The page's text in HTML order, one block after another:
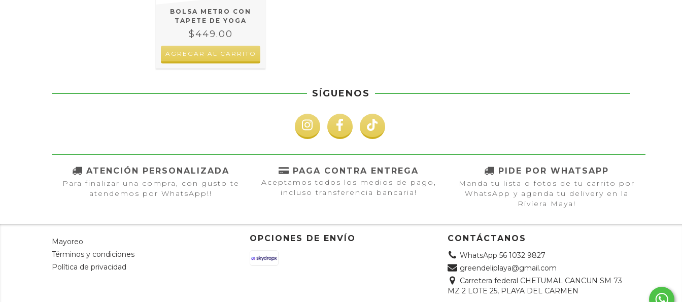
BOLSA METRO CON
TAPETE DE YOGA
$449.00
SÍGUENOS
ATENCIÓN PERSONALIZADA
Para finalizar una compra, con gusto te
atendemos por WhatsApp!!
PAGA CONTRA ENTREGA
Aceptamos todos los medios de pago,
incluso transferencia bancaria!
PIDE POR WHATSAPP
Manda tu lista o fotos de tu carrito por
WhatsApp y agenda tu delivery en la
Riviera Maya!
Mayoreo
Términos y condiciones
Política de privacidad
OPCIONES DE ENVÍO CONTÁCTANOS
WhatsApp 56 1032 9827
greendeliplaya@gmail.com
Carretera federal CHETUMAL CANCUN SM 73
MZ 2 LOTE 25, PLAYA DEL CARMEN